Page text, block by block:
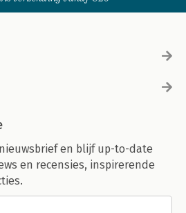
en blijf up-to-date
en recensies, inspirerende